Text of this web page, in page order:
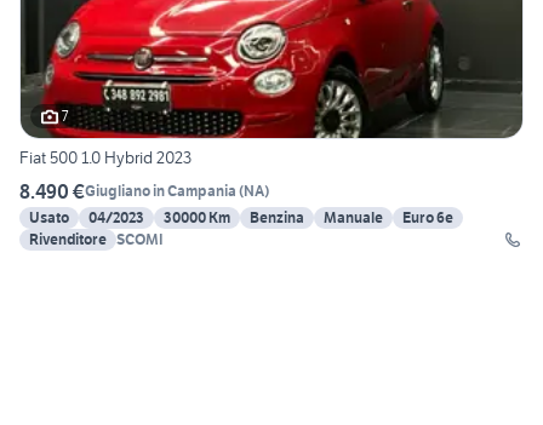
7
Fiat 500 1.0 Hybrid 2023
8.490 €Giugliano in Campania (NA)
Usato
04/2023 30000 Km Benzina Manuale
Euro 6e
Rivenditore SCOMI